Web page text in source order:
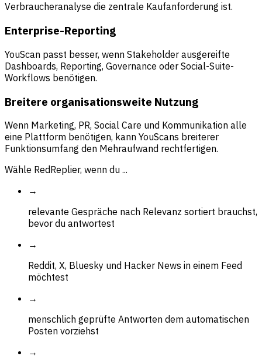
Verbraucheranalyse die zentrale Kaufanforderung ist.
Enterprise-Reporting
YouScan passt besser, wenn Stakeholder ausgereifte
Dashboards, Reporting, Governance oder Social-Suite-
Workflows benötigen.
Breitere organisationsweite Nutzung
Wenn Marketing, PR, Social Care und Kommunikation alle
eine Plattform benötigen, kann YouScans breiterer
Funktionsumfang den Mehraufwand rechtfertigen.
Wähle RedReplier, wenn du ...
→
relevante Gespräche nach Relevanz sortiert brauchst,
bevor du antwortest
→
Reddit, X, Bluesky und Hacker News in einem Feed
möchtest
→
menschlich geprüfte Antworten dem automatischen
Posten vorziehst
→